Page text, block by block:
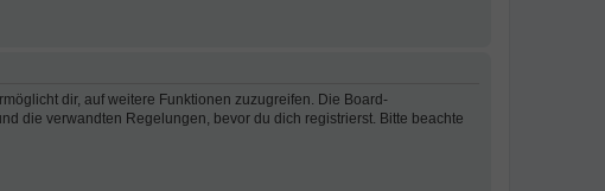
dir, auf weitere Funktionen zuzugreifen. Die Board-
die verwandten Regelungen, bevor du dich registrierst. Bitte beachte